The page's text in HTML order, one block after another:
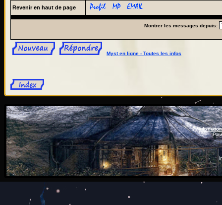
Revenir en haut de page
Montrer les messages depuis:
Myst en ligne - Toutes les infos